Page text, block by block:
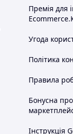
Премія для
Угода
Політика
Правила
Бонусна
Інструкція